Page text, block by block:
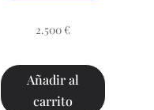
2.500 €
Añadir al
carrito